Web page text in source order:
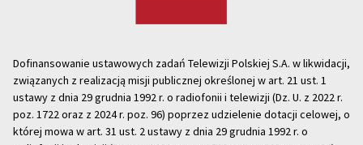
Dofinansowanie ustawowych zadań Telewizji Polskiej S.A. w likwidacji,
związanych z realizacją misji publicznej określonej w art. 21 ust. 1
ustawy z dnia 29 grudnia 1992 r. o radiofonii i telewizji (Dz. U. z 2022 r.
poz. 1722 oraz z 2024 r. poz. 96) poprzez udzielenie dotacji celowej, o
której mowa w art. 31 ust. 2 ustawy z dnia 29 grudnia 1992 r. o